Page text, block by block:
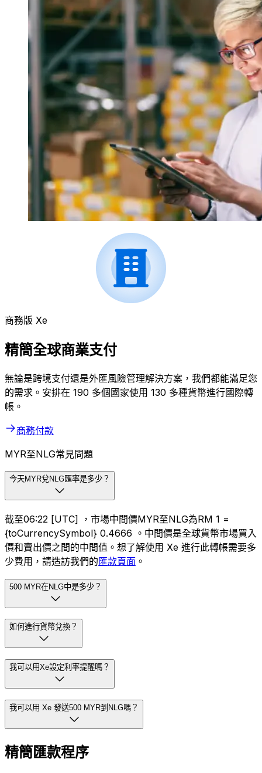
商務版 Xe
精簡全球商業支付
無論是跨境支付還是外匯風險管理解決方案，我們都能滿足您
的需求。安排在 190 多個國家使用 130 多種貨幣進行國際轉
帳。
商務付款
MYR至NLG常見問題
今天MYR兌NLG匯率是多少？
截至06:22 [UTC] ，市場中間價MYR至NLG為RM 1 =
{toCurrencySymbol} 0.4666 。中間價是全球貨幣市場買入
價和賣出價之間的中間值。想了解使用 Xe 進行此轉帳需要多
少費用，請造訪我們的匯款頁面 。
500 MYR在NLG中是多少？
如何進行貨幣兌換？
我可以用Xe設定利率提醒嗎？
我可以用 Xe 發送500 MYR到NLG嗎？
精簡匯款程序